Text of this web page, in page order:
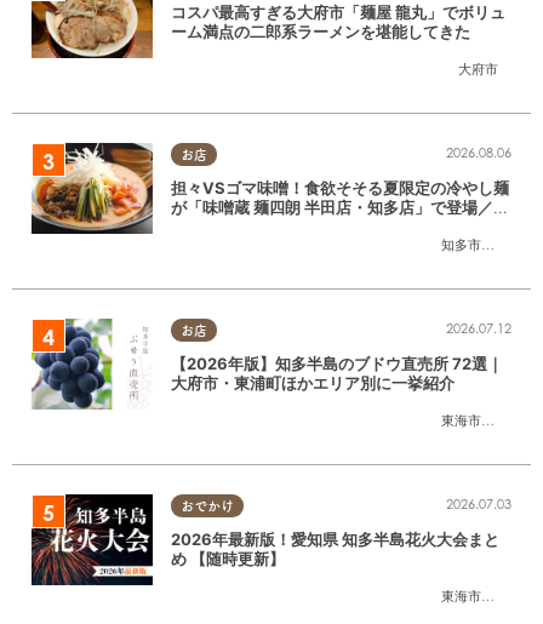
大府市
コスパ最高すぎる大府市「麺屋 龍丸」でボリュ
ーム満点の二郎系ラーメンを堪能してきた
お店
知多市半田市
2026.08.06
担々VSゴマ味噌！食欲そそる夏限定の冷やし麺
が「味噌蔵 麺四朗 半田店・知多店」で登場／ち
お店
東海市大府市
2026.07.12
【2026年版】知多半島のブドウ直売所 72選｜
大府市・東浦町ほかエリア別に一挙紹介
おでかけ
東海市大府市
2026.07.03
2026年最新版！愛知県 知多半島花火大会まと
め 【随時更新】